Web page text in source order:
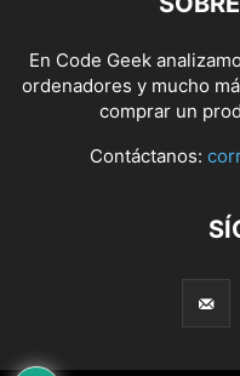
En Code Geek
ordenadores y mucho
comprar un
Contáctanos: